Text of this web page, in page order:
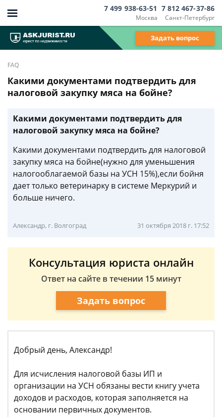
Москва
7 499 938-63-51
Санкт-Петербург
7 812 467-37-86
Задать вопрос
FAQ
Какими документами подтвердить для
налоговой закупку мяса на бойне?
Какими документами подтвердить для
налоговой закупку мяса на бойне?
Какими документами подтвердить для налоговой
закупку мяса на бойне(нужно для уменьшения
налогооблагаемой базы на УСН 15%),если бойня
дает только ветеринарку в системе Меркурий и
больше ничего.
Александр, г. Волгоград 31 октября 2018 г. 17:52
Консультация юриста онлайн
Ответ на сайте в течении 15 минут
Задать вопрос
Добрый день, Александр!
Для исчисления налоговой базы ИП и
организации на УСН обязаны вести книгу учета
доходов и расходов, которая заполняется на
основании первичных документов.